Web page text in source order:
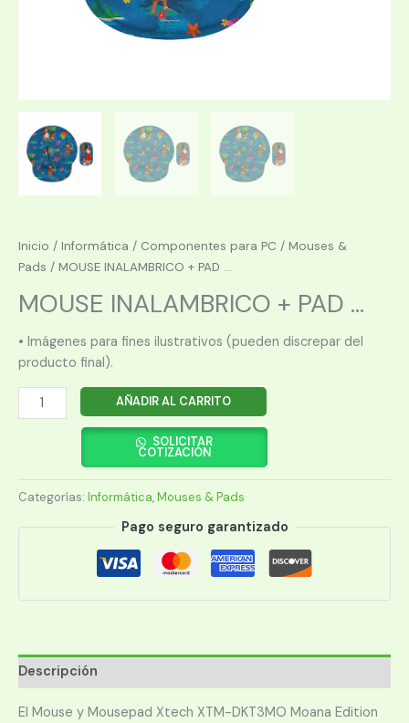
Inicio / Informática / Componentes para PC / Mouses &
Pads / MOUSE INALAMBRICO + PAD ...
MOUSE INALAMBRICO + PAD ...
• Imágenes para fines ilustrativos (pueden discrepar del
producto final).
MOUSE
INALAMBRICO
XTECH
XTM-
AÑADIR AL CARRITO
SOLICITAR
COTIZACIÓN
Categorías: Informática,Mouses & Pads
Pago seguro garantizado
Descripción
El Mouse y Mousepad Xtech XTM-DKT3MO Moana Edition